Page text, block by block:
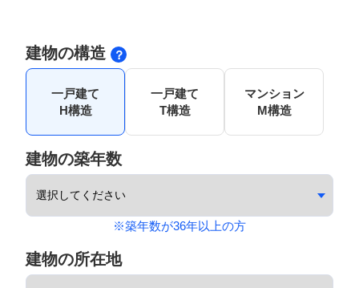
建物の構造
一戸建て
H構造
一戸建て
T構造
マンション
M構造
建物の築年数
※築年数が36年以上の方
建物の所在地